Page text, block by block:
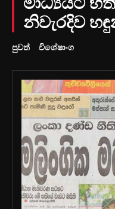
මාධ්‍යයට
නිවැරදිව
පුවත් විශේෂාංග